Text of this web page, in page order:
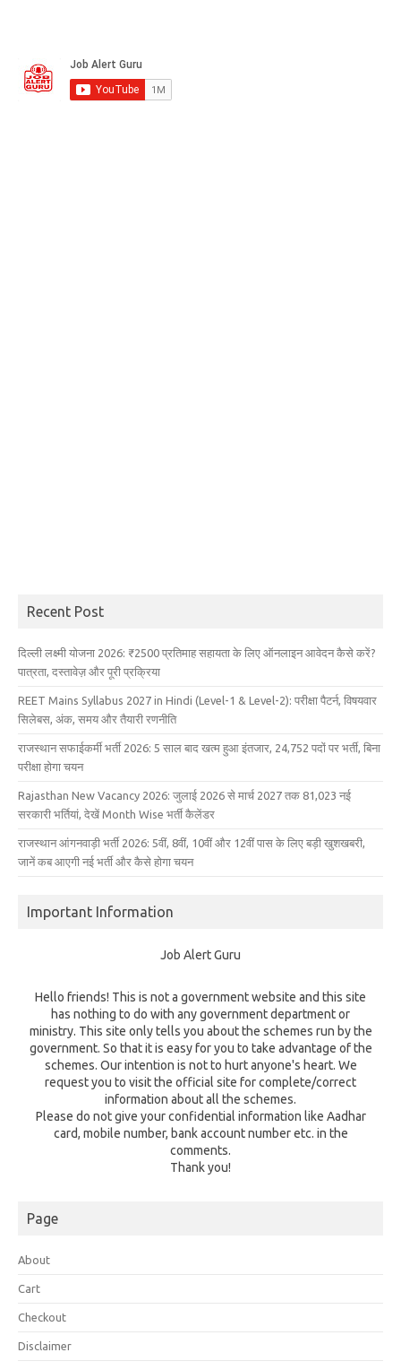
Recent Post
दिल्ली लक्ष्मी योजना 2026: ₹2500 प्रतिमाह सहायता के लिए ऑनलाइन आवेदन कैसे करें?
पात्रता, दस्तावेज़ और पूरी प्रक्रिया
REET Mains Syllabus 2027 in Hindi (Level-1 & Level-2): परीक्षा पैटर्न, विषयवार
सिलेबस, अंक, समय और तैयारी रणनीति
राजस्थान सफाईकर्मी भर्ती 2026: 5 साल बाद खत्म हुआ इंतजार, 24,752 पदों पर भर्ती, बिना
परीक्षा होगा चयन
Rajasthan New Vacancy 2026: जुलाई 2026 से मार्च 2027 तक 81,023 नई
सरकारी भर्तियां, देखें Month Wise भर्ती कैलेंडर
राजस्थान आंगनवाड़ी भर्ती 2026: 5वीं, 8वीं, 10वीं और 12वीं पास के लिए बड़ी खुशखबरी,
जानें कब आएगी नई भर्ती और कैसे होगा चयन
Important Information
Job Alert Guru
Hello friends! This is not a government website and this site
has nothing to do with any government department or
ministry. This site only tells you about the schemes run by the
government. So that it is easy for you to take advantage of the
schemes. Our intention is not to hurt anyone's heart. We
request you to visit the official site for complete/correct
information about all the schemes.
Please do not give your confidential information like Aadhar
card, mobile number, bank account number etc. in the
comments.
Thank you!
Page
About
Cart
Checkout
Disclaimer